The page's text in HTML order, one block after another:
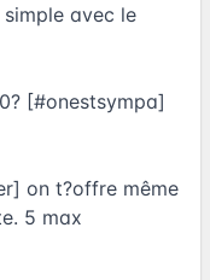
simple avec le
[#onestsympa]
on t?offre même
5 max